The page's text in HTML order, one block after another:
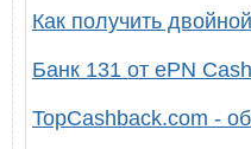
Как получить
Банк 131 от ePN
TopCashback.com -